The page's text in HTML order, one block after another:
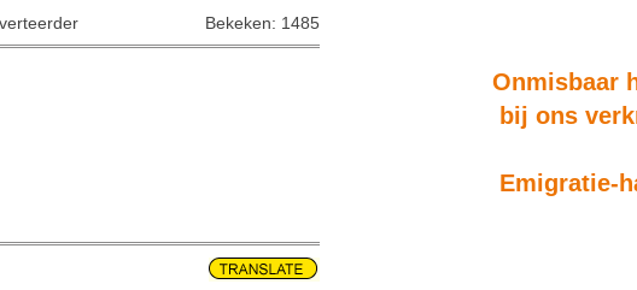
Bekeken: 1485
Onmisbaar
bij ons
Emigratie-